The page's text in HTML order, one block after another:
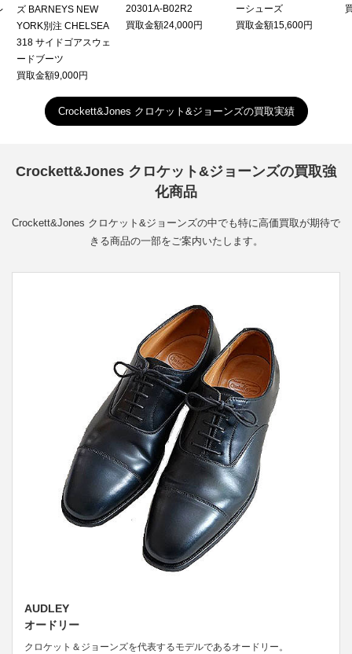
ズ BARNEYS NEW
YORK別注 CHELSEA
318 サイドゴアスウェ
ードブーツ
買取金額9,000円
20301A-B02R2
買取金額24,000円
ーシューズ
買取金額15,600円
Crockett&Jones クロケット&ジョーンズの買取実績
Crockett&Jones クロケット&ジョーンズの買取強
化商品
Crockett&Jones クロケット&ジョーンズの中でも特に高価買取が期待で
きる商品の一部をご案内いたします。
AUDLEY
オードリー
クロケット＆ジョーンズを代表するモデルであるオードリー。